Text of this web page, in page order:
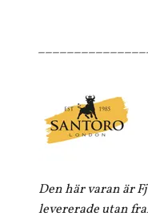
Den här varan är
levererade utan